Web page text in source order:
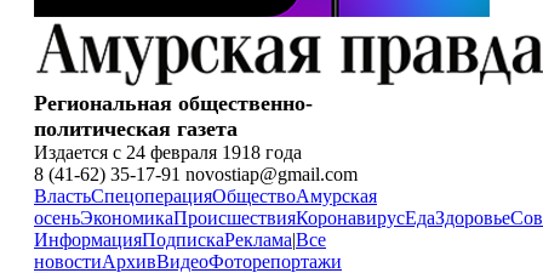
Региональная общественно-
политическая газета
Издается с 24 февраля 1918 года
8 (41-62) 35-17-91 novostiap@gmail.com
ВластьСпецоперацияОбществоАмурская
осеньЭкономикаПроисшествияКоронавирусЕдаЗдоровье
ИнформацияПодпискаРеклама|Все
новостиАрхивВидеоФоторепортажи